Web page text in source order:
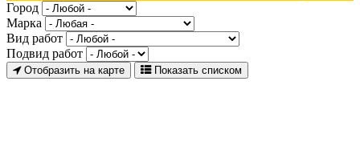
Город
Марка
Вид работ
Подвид работ
Отобразить на карте Показать списком